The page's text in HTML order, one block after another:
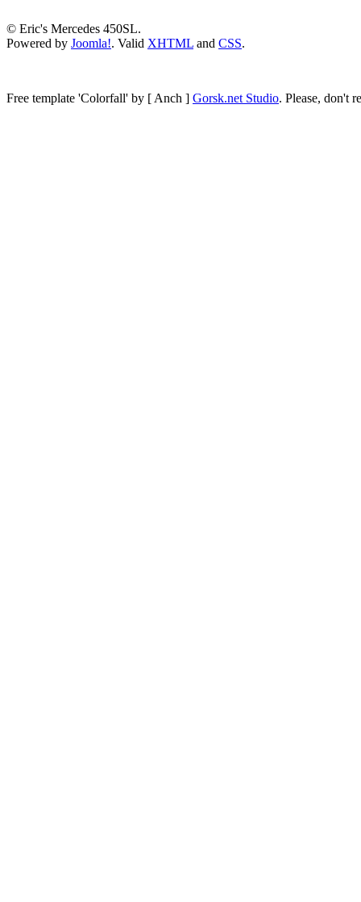
© Eric's Mercedes 450SL.
Powered by Joomla!. Valid XHTML and CSS.
Free template 'Colorfall' by [ Anch ] Gorsk.net Studio. Please, don't